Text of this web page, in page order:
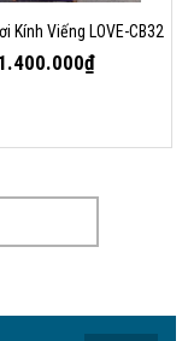
Kính Viếng LOVE-CB32